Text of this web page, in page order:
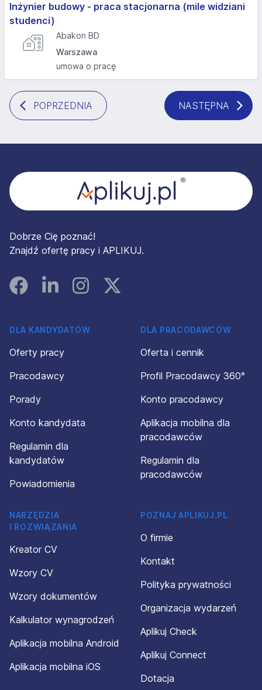
Inżynier budowy - praca stacjonarna (mile widziani
studenci)
Abakon BD
Warszawa
umowa o pracę
POPRZEDNIA NASTĘPNA
Dobrze Cię poznać!
Znajdź ofertę pracy i APLIKUJ.
FacebookLinked InInstagramInstagram
DLA KANDYDATÓW
Oferty pracy
Pracodawcy
Porady
Konto kandydata
Regulamin dla
kandydatów
Powiadomienia
DLA PRACODAWCÓW
Oferta i cennik
Profil Pracodawcy 360°
Konto pracodawcy
Aplikacja mobilna dla
pracodawców
Regulamin dla
pracodawców
NARZĘDZIA
I ROZWIĄZANIA
Kreator CV
Wzory CV
Wzory dokumentów
Kalkulator wynagrodzeń
Aplikacja mobilna Android
Aplikacja mobilna iOS
POZNAJ APLIKUJ.PL
O firmie
Kontakt
Polityka prywatności
Organizacja wydarzeń
Aplikuj Check
Aplikuj Connect
Dotacja